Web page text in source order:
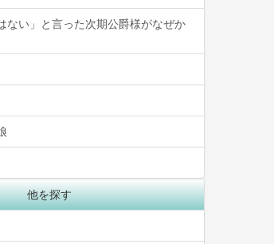
ない」と言った次期公爵様がなぜか
他を探す